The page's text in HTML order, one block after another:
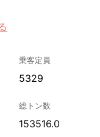
乗客定員
5329
総トン数
153516.0